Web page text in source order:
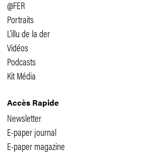
@FER
Portraits
L'illu de la der
Vidéos
Podcasts
Kit Média
Accès Rapide
Newsletter
E-paper journal
E-paper magazine